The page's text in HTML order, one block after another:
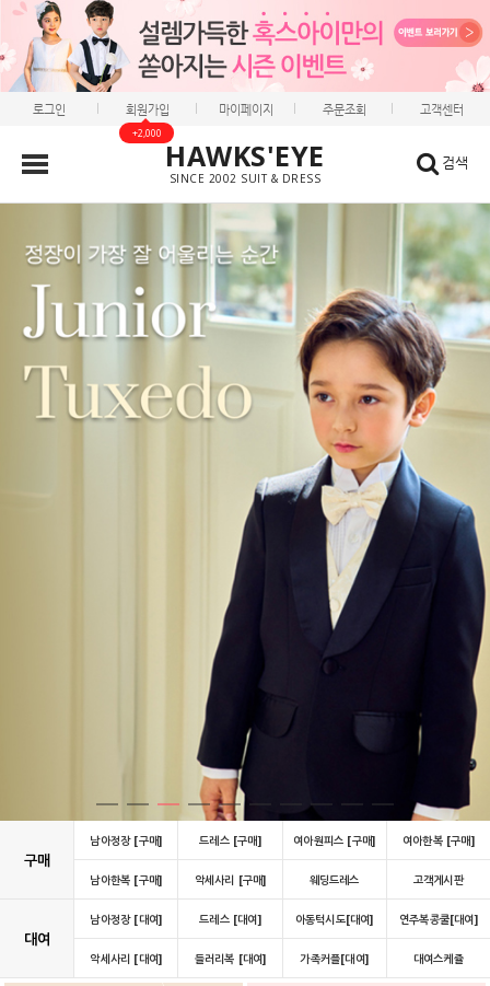
로그인 회원가입
+2,000
마이페이지 주문조회 고객센터
HAWKS'EYE
SINCE 2002 SUIT & DRESS
검색
구매
남아정장 [구매] 드레스 [구매] 여아원피스 [구매] 여아한복 [구매]
남아한복 [구매] 악세사리 [구매] 웨딩드레스 고객게시판
대여
남아정장 [대여] 드레스 [대여] 아동턱시도[대여] 연주복콩쿨[대여]
악세사리 [대여] 들러리복 [대여] 가족커플[대여] 대여스케쥴